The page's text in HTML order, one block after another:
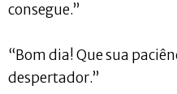
consegue.”
“Bom dia! Que sua
despertador.”